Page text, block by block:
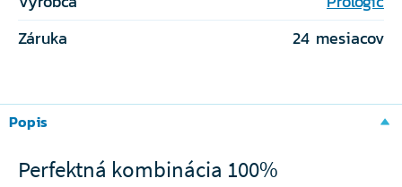
Záruka
24 mesiacov
Popis
Perfektná kombinácia 100%